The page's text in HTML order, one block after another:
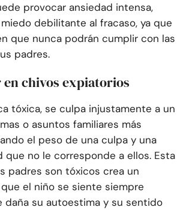
provocar ansiedad intensa,
debilitante al fracaso, ya que
que nunca podrán cumplir con las
padres.
en chivos expiatorios
tóxica, se culpa injustamente a un
o asuntos familiares más
el peso de una culpa y una
que no le corresponde a ellos. Esta
padres son tóxicos crea un
el niño se siente siempre
daña su autoestima y su sentido